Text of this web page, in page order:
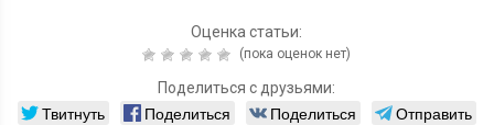
Оценка статьи:
(пока оценок нет)
Поделиться с друзьями:
Твитнуть Поделиться Поделиться
Отправить